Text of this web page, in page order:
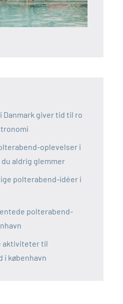
Danmark giver tid til ro
oplevelser i
du aldrig glemmer
polterabend-idéer i
polterabend-
aktiviteter til
i københavn